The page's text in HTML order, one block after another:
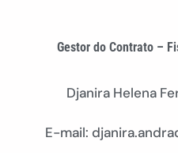
Gestor do Contrato –
Djanira Helena
E-mail: